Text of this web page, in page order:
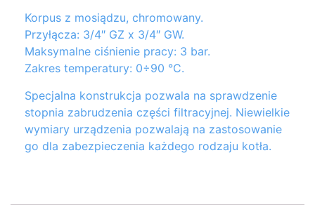
Korpus z mosiądzu, chromowany.
Przyłącza: 3/4″ GZ x 3/4″ GW.
Maksymalne ciśnienie pracy: 3 bar.
Zakres temperatury: 0÷90 °C.
Specjalna konstrukcja pozwala na sprawdzenie
stopnia zabrudzenia części filtracyjnej. Niewielkie
wymiary urządzenia pozwalają na zastosowanie
go dla zabezpieczenia każdego rodzaju kotła.